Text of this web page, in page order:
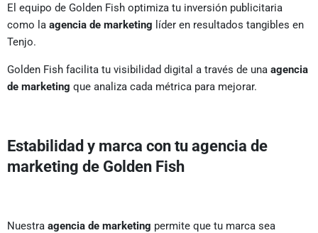
El equipo de Golden Fish optimiza tu inversión publicitaria
como la agencia de marketing líder en resultados tangibles en
Tenjo.
Golden Fish facilita tu visibilidad digital a través de una agencia
de marketing que analiza cada métrica para mejorar.
Estabilidad y marca con tu agencia de
marketing de Golden Fish
Nuestra agencia de marketing permite que tu marca sea